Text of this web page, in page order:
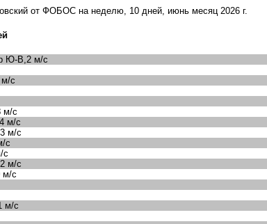
от ФОБОС на неделю, 10 дней, июнь месяц 2026 г.
Ю-В,2 м/с
с
м/с
м/с
м/с
с
с
м/с
м/с
м/с